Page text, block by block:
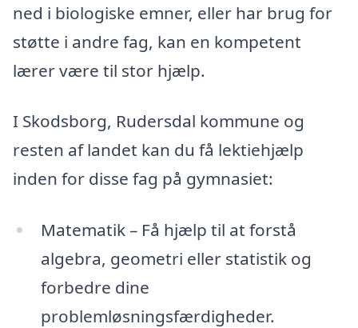
ned i biologiske emner, eller har brug for
støtte i andre fag, kan en kompetent
lærer være til stor hjælp.
I Skodsborg, Rudersdal kommune og
resten af landet kan du få lektiehjælp
inden for disse fag på gymnasiet:
Matematik – Få hjælp til at forstå
algebra, geometri eller statistik og
forbedre dine
problemløsningsfærdigheder.